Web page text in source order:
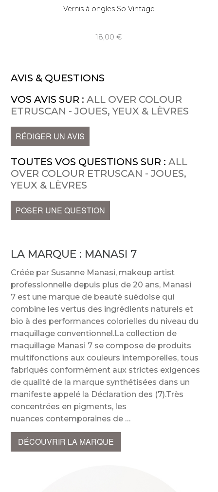
Vernis à ongles So Vintage
18,00
AVIS & QUESTIONS
VOS AVIS SUR :ALL OVER COLOUR
ETRUSCAN - JOUES, YEUX & LÈVRES
RÉDIGER UN AVIS
TOUTES VOS QUESTIONS SUR :ALL
OVER COLOUR ETRUSCAN - JOUES,
YEUX & LÈVRES
POSER UNE QUESTION
LA MARQUE : MANASI 7
Créée par Susanne Manasi, makeup artist
professionnelle depuis plus de 20 ans, Manasi
7 est une marque de beauté suédoise qui
combine les vertus des ingrédients naturels et
bio à des performances colorielles du niveau du
maquillage conventionnel.La collection de
maquillage Manasi 7 se compose de produits
multifonctions aux couleurs intemporelles, tous
fabriqués conformément aux strictes exigences
de qualité de la marque synthétisées dans un
manifeste appelé la Déclaration des (7).Très
concentrées en pigments, les
nuances contemporaines de
DÉCOUVRIR LA MARQUE